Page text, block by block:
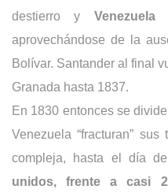
destierro y
aprovechándose de la
Bolívar. Santander al final
Granada hasta 1837.
En 1830 entonces se
Venezuela “fracturan”
compleja, hasta el día
unidos, frente a casi